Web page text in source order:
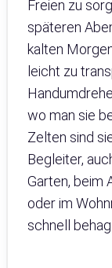
Freien zu
späteren
kalten
leicht zu
wo man sie
Zelten sind
Begleiter,
Garten, beim
oder im
schnell